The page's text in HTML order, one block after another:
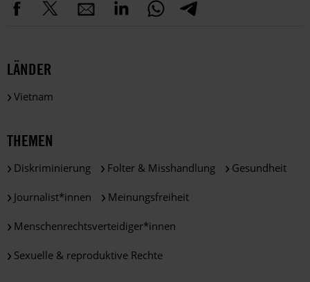
LÄNDER
Vietnam
THEMEN
Diskriminierung Folter & Misshandlung Gesundheit
Journalist*innen Meinungsfreiheit
Menschenrechtsverteidiger*innen
Sexuelle & reproduktive Rechte